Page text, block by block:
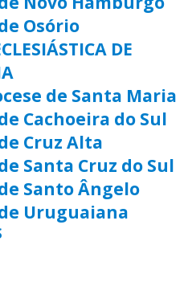
Osório
DE
de Santa Maria
Cachoeira do Sul
Cruz Alta
Santa Cruz do Sul
Santo Ângelo
Uruguaiana